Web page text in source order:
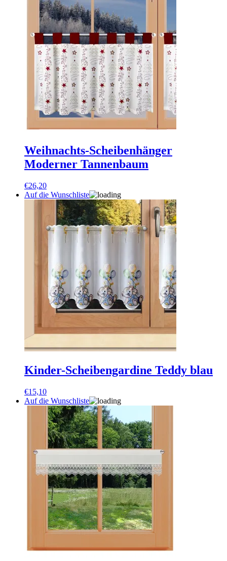
Weihnachts-Scheibenhänger
Moderner Tannenbaum
€26,20
Auf die Wunschliste
Kinder-Scheibengardine Teddy blau
€15,10
Auf die Wunschliste